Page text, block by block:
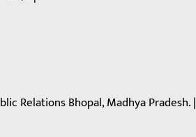
Relations Bhopal, Madhya Pradesh. |